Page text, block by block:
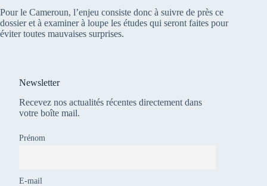
Pour le Cameroun, l’enjeu consiste donc à suivre de près ce
dossier et à examiner à loupe les études qui seront faites pour
éviter toutes mauvaises surprises.
Newsletter
Recevez nos actualités récentes directement dans
votre boîte mail.
Prénom
E-mail